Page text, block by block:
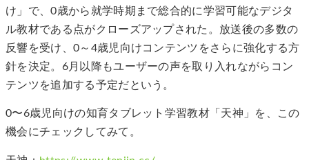
け」で、0歳から就学時期まで総合的に学習可能なデジタ
ル教材である点がクローズアップされた。放送後の多数の
反響を受け、0～4歳児向けコンテンツをさらに強化する⽅
針を決定。6月以降もユーザーの声を取り入れながらコン
テンツを追加する予定だという。
0〜6歳児向けの知育タブレット学習教材「天神」を、この
機会にチェックしてみて。